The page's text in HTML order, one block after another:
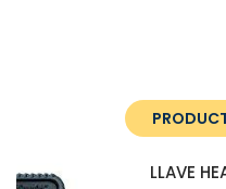
LLAVE